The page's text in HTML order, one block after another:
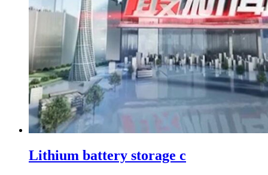
Lithium battery storage c